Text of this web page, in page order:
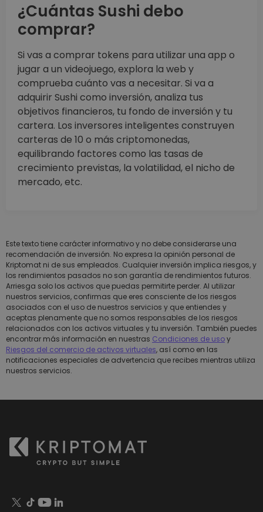
¿Cuántas Sushi debo
comprar?
Si vas a comprar tokens para utilizar una app o
jugar a un videojuego, explora la web y
comprueba cuánto vas a necesitar. Si va a
adquirir Sushi como inversión, analiza tus
objetivos financieros, tu fondo de inversión y tu
cartera. Los inversores inteligentes construyen
carteras de 10 o más criptomonedas,
equilibrando factores como las tasas de
crecimiento previstas, la volatilidad, el nicho de
mercado, etc.
Este texto tiene carácter informativo y no debe considerarse una
recomendación de inversión. No expresa la opinión personal de
Kriptomat ni de sus empleados. Cualquier inversión implica riesgos, y
los rendimientos pasados no son garantía de rendimientos futuros.
Arriesga solo los activos que puedas permitirte perder. Al utilizar
nuestros servicios, confirmas que eres consciente de los riesgos
asociados con el uso de nuestros servicios y que entiendes y
aceptas plenamente que no somos responsables de los riesgos
relacionados con los activos virtuales y tu inversión. También puedes
encontrar más información en nuestras Condiciones de usoy
Riesgos del comercio de activos virtuales, así como en las
notificaciones especiales de advertencia que recibes mientras utiliza
nuestros servicios.